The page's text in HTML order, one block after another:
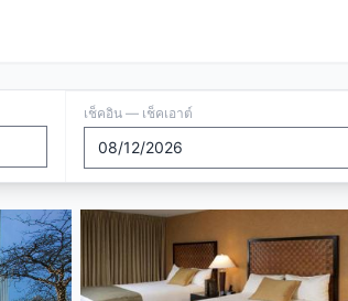
เช็คอิน — เช็คเอาต์